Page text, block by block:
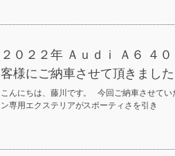
２０２２年 Ａｕｄｉ Ａ６ ４
客様にご納車させて頂きました
こんにちは、藤川です。 今回ご納車させて
ン専用エクステリアがスポーティさを引き